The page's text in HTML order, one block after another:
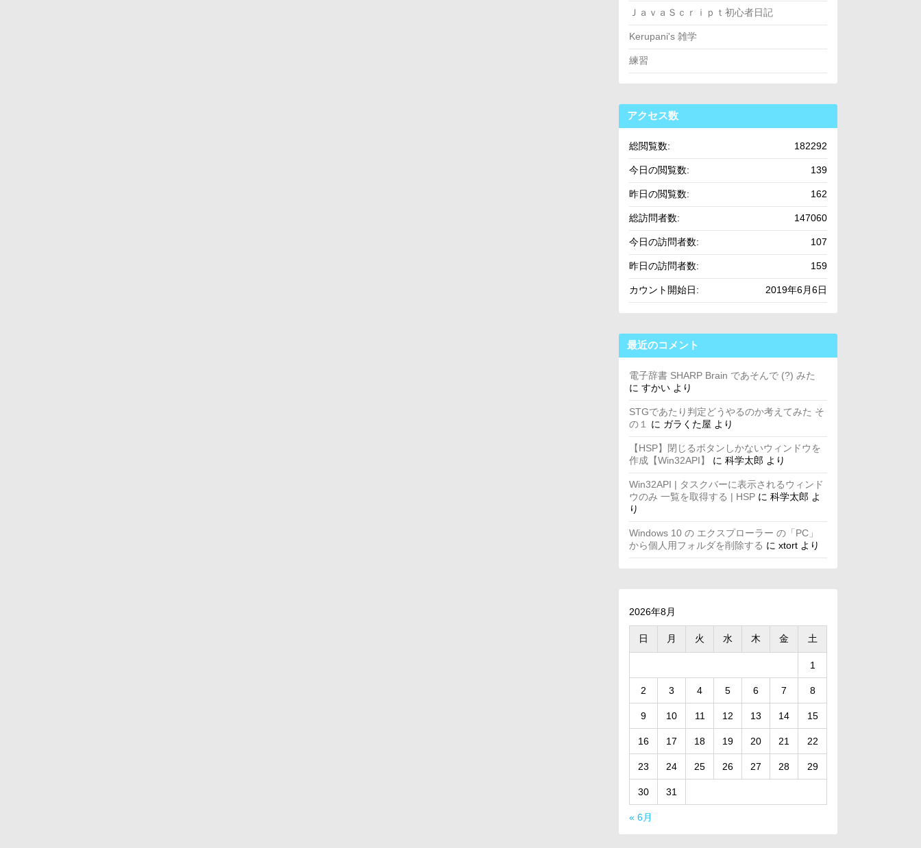
ＪａｖａＳｃｒｉｐｔ初心者日記
Kerupani's 雑学
練習
アクセス数
182292
総閲覧数:
139
今日の閲覧数:
162
昨日の閲覧数:
147060
総訪問者数:
107
今日の訪問者数:
159
昨日の訪問者数:
2019年6月6日
カウント開始日:
最近のコメント
電子辞書 SHARP Brain であそんで (?) みた
に すかい より
STGであたり判定どうやるのか考えてみた そ
の１
に ガラくた屋 より
【HSP】閉じるボタンしかないウィンドウを
作成【Win32API】
に 科学太郎 より
Win32API | タスクバーに表示されるウィンド
ウのみ 一覧を取得する | HSP に 科学太郎 よ
り
Windows 10 の エクスプローラー の「PC」
から個人用フォルダを削除する に xtort より
2026年8月
日 月 火 水 木 金 土
1
2 3 4 5 6 7 8
9 10 11 12 13 14 15
16 17 18 19 20 21 22
23 24 25 26 27 28 29
30 31
« 6月